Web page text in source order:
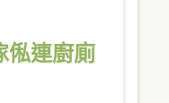
俬連廚廁